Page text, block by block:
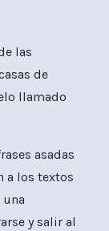
las
de
llamado
asadas
a los textos
y salir al